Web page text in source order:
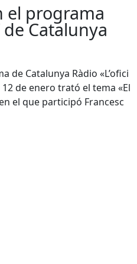
el programa
de Catalunya
de Catalunya Ràdio «L’ofici
de enero trató el tema «El
el que participó Francesc